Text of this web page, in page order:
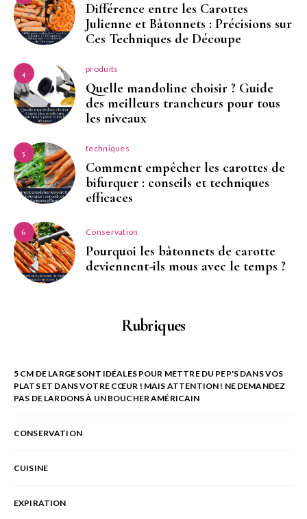
Différence entre les Carottes
Julienne et Bâtonnets : Précisions sur
Ces Techniques de Découpe
4 produits
Quelle mandoline choisir ? Guide
des meilleurs trancheurs pour tous
les niveaux
5 techniques
Comment empêcher les carottes de
bifurquer : conseils et techniques
efficaces
6 Conservation
Pourquoi les bâtonnets de carotte
deviennent-ils mous avec le temps ?
Rubriques
5 CM DE LARGE SONT IDÉALES POUR METTRE DU PEP'S DANS VOS
PLATS ET DANS VOTRE CŒUR ! MAIS ATTENTION ! NE DEMANDEZ
PAS DE LARDONS À UN BOUCHER AMÉRICAIN
CONSERVATION
CUISINE
EXPIRATION